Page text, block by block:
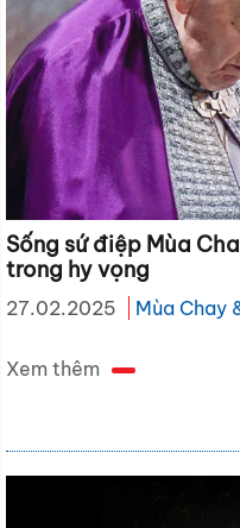
Sống sứ điệp Mùa
trong hy vọng
27.02.2025 Mùa Chay
Xem thêm